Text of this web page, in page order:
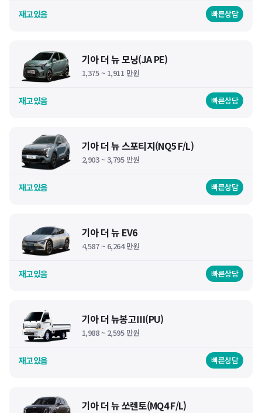
재고있음 빠른상담
기아 더 뉴 모닝(JA PE)
1,375 ~ 1,911 만원
재고있음 빠른상담
기아 더 뉴 스포티지(NQ5 F/L)
2,903 ~ 3,795 만원
재고있음 빠른상담
기아 더 뉴 EV6
4,587 ~ 6,264 만원
재고있음 빠른상담
기아 더 뉴봉고Ⅲ(PU)
1,988 ~ 2,595 만원
재고있음 빠른상담
기아 더 뉴 쏘렌토(MQ4 F/L)